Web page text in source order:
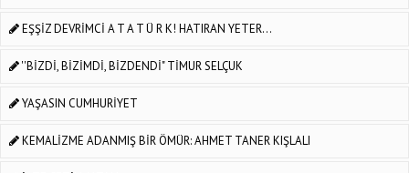
EŞŞİZ DEVRİMCİ A T A T Ü R K! HATIRAN YETER...
''BİZDİ, BİZİMDİ, BİZDENDİ" TİMUR SELÇUK
YAŞASIN CUMHURİYET
KEMALİZME ADANMIŞ BİR ÖMÜR: AHMET TANER KIŞLALI